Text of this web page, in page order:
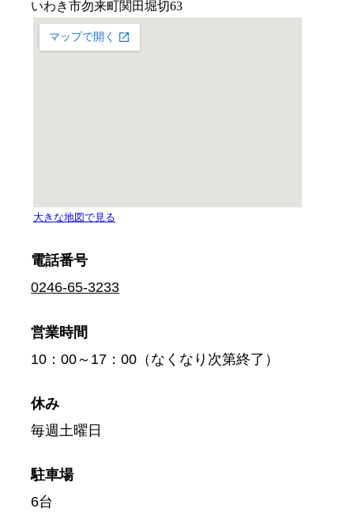
電話番号
0246-65-3233
営業時間
10：00～17：00（なくなり次第終了）
休み
毎週土曜日
駐車場
6台